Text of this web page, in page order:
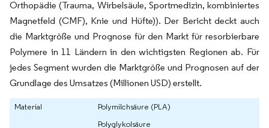
Orthopädie (Trauma, Wirbelsäule, Sportmedizin, kombiniertes
Magnetfeld (CMF), Knie und Hüfte)). Der Bericht deckt auch
die Marktgröße und Prognose für den Markt für resorbierbare
Polymere in 11 Ländern in den wichtigsten Regionen ab. Für
jedes Segment wurden die Marktgröße und Prognosen auf der
Grundlage des Umsatzes (Millionen USD) erstellt.
Material
Polymilchsäure (PLA)
Polyglykolsäure